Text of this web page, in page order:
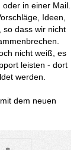
in einer Mail.
Ideen,
so dass wir nicht
nicht weiß, es
leisten - dort
werden.
dem neuen